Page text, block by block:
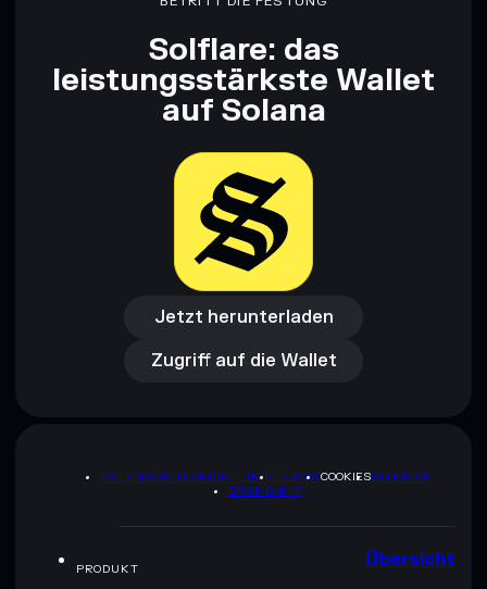
Solflare: das
leistungsstärkste Wallet
auf Solana
Jetzt herunterladen
Jetzt herunterladen
Zugriff auf die Wallet
Zugriff auf die Wallet
DATENSCHUTZRICHTLINIETERMSCOOKIESSITEMAP
BRAND-KIT
PRODUKT Übersicht